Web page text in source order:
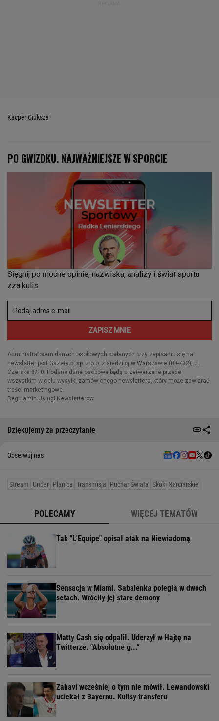
Kacper Ciuksza
Dziękujemy za przeczytanie
Obserwuj nas
Stream Under Planica Transmisja Puchar Świata Skoki Narciarskie
POLECAMY WIĘCEJ TEMATÓW
Tak "L'Equipe" opisał atak na Niewiadomą
Sensacja w Miami. Sabalenka poległa w dwóch
setach. Wróciły jej stare demony
Matty Cash się odpalił. Uderzył w Hajtę na
Twitterze. "Absolutne g..."
Zahavi wcześniej o tym nie mówił. Lewandowski
uciekał z Bayernu. Kulisy transferu